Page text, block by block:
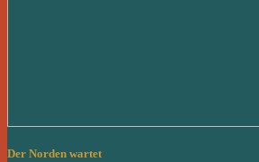
Der Norden wartet